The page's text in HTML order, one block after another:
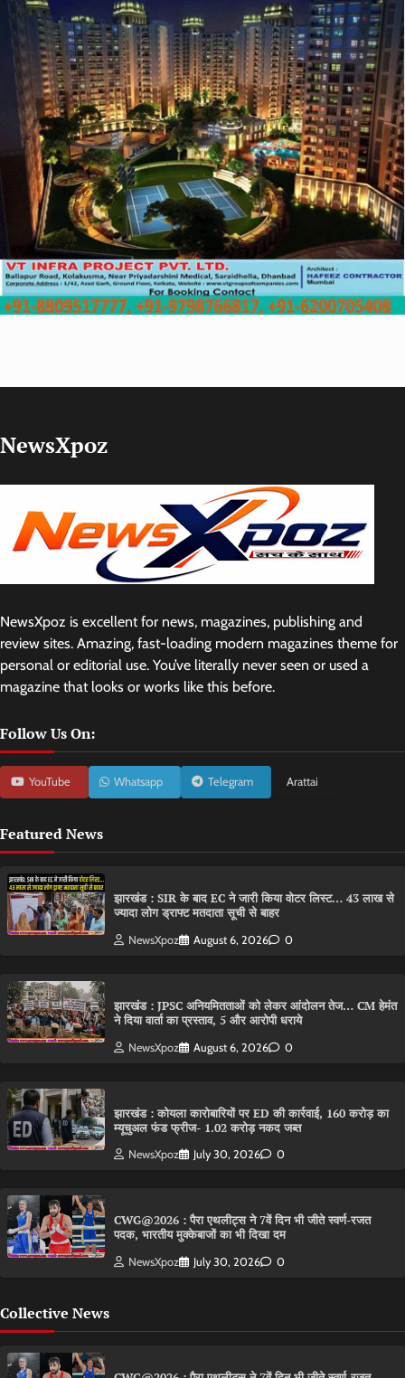
NewsXpoz
NewsXpoz is excellent for news, magazines, publishing and
review sites. Amazing, fast-loading modern magazines theme for
personal or editorial use. You’ve literally never seen or used a
magazine that looks or works like this before.
Follow Us On:
YouTube Whatsapp Telegram Arattai
Featured News
झारखंड : SIR के बाद EC ने जारी किया वोटर लिस्ट… 43 लाख से
ज्यादा लोग ड्राफ्ट मतदाता सूची से बाहर
NewsXpoz August 6, 2026 0
झारखंड : JPSC अनियमितताओं को लेकर आंदोलन तेज… CM हेमंत
ने दिया वार्ता का प्रस्ताव, 5 और आरोपी धराये
NewsXpoz August 6, 2026 0
झारखंड : कोयला कारोबारियों पर ED की कार्रवाई, 160 करोड़ का
म्यूचुअल फंड फ्रीज- 1.02 करोड़ नकद जब्त
NewsXpoz July 30, 2026 0
CWG@2026 : पैरा एथलीट्स ने 7वें दिन भी जीते स्वर्ण-रजत
पदक, भारतीय मुक्केबाजों का भी दिखा दम
NewsXpoz July 30, 2026 0
Collective News